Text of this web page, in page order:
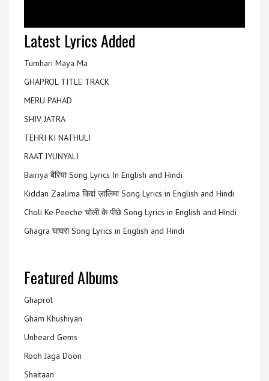
Latest Lyrics Added
Tumhari Maya Ma
GHAPROL TITLE TRACK
MERU PAHAD
SHIV JATRA
TEHRI KI NATHULI
RAAT JYUNYALI
Bairiya बैरिया Song Lyrics In English and Hindi
Kiddan Zaalima किद्दां ज़ालिमा Song Lyrics in English and Hindi
Choli Ke Peeche चोली के पीछे Song Lyrics in English and Hindi
Ghagra घाघरा Song Lyrics in English and Hindi
Featured Albums
Ghaprol
Gham Khushiyan
Unheard Gems
Rooh Jaga Doon
Shaitaan